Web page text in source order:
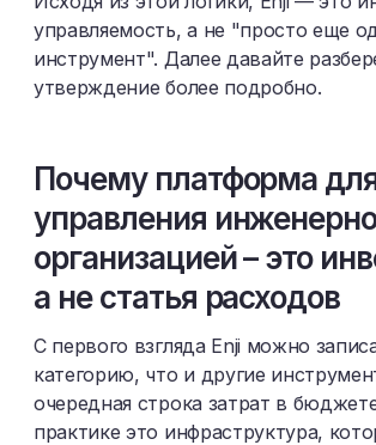
управляемость, а не "просто еще
инструмент". Далее давайте
утверждение более подробно.
Почему платформа
управления
организацией – это
а не статья расходов
С первого взгляда Enji можно
категорию, что и другие
очередная строка затрат в
практике это инфраструктура,